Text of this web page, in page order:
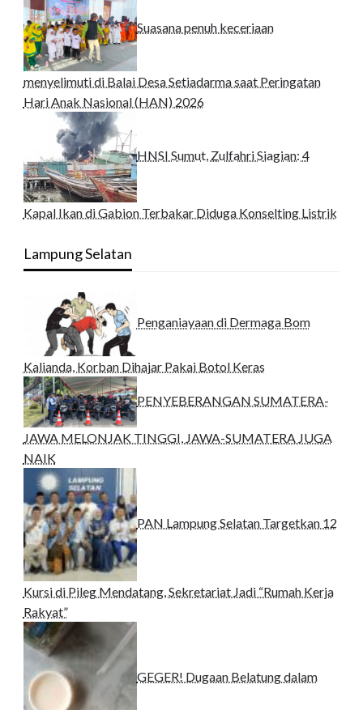
Suasana penuh keceriaan
menyelimuti di Balai Desa Setiadarma saat Peringatan
Hari Anak Nasional (HAN) 2026
HNSI Sumut, Zulfahri Siagian: 4
Kapal Ikan di Gabion Terbakar Diduga Konselting Listrik
Lampung Selatan
Penganiayaan di Dermaga Bom
Kalianda, Korban Dihajar Pakai Botol Keras
PENYEBERANGAN SUMATERA-
JAWA MELONJAK TINGGI, JAWA-SUMATERA JUGA
NAIK
PAN Lampung Selatan Targetkan 12
Kursi di Pileg Mendatang, Sekretariat Jadi “Rumah Kerja
Rakyat”
GEGER! Dugaan Belatung dalam